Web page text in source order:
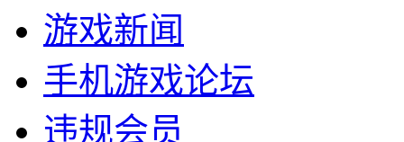
游戏新闻
手机游戏论坛
违规会员